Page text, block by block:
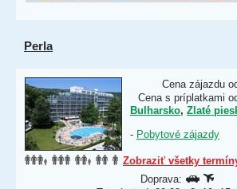
Perla
Cena zájazdu
Cena s príplatkami
Bulharsko, Zlaté
- Pobytové zájazdy
Zobraziť všetky
Doprava: